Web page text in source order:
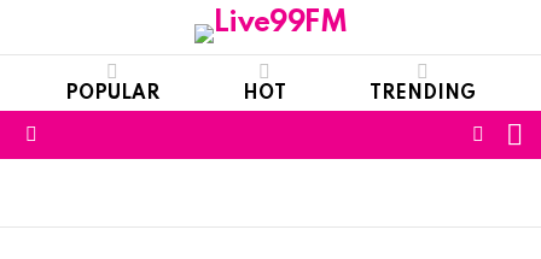
POPULAR HOT TRENDING